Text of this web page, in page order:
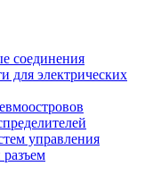
соединения
для электрических
управления